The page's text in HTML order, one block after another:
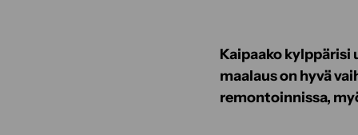
Kaipaako
maalaus on hyvä
remontoinnissa,